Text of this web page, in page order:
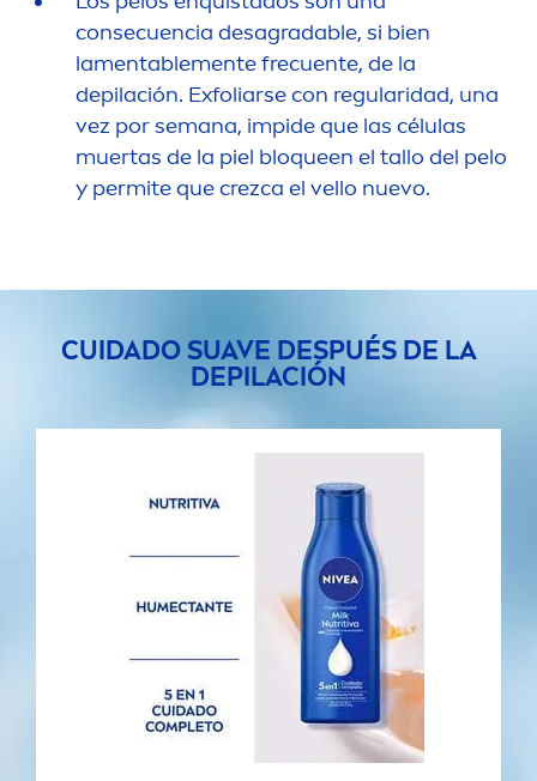
consecuencia desagradable, si bien
lamentablemente frecuente, de la
depilación. Exfoliarse con regularidad, una
vez por semana, impide que las células
muertas de la piel bloqueen el tallo del pelo
y permite que crezca el vello nuevo.
CUIDADO SUAVE DESPUÉS DE LA
DEPILACIÓN